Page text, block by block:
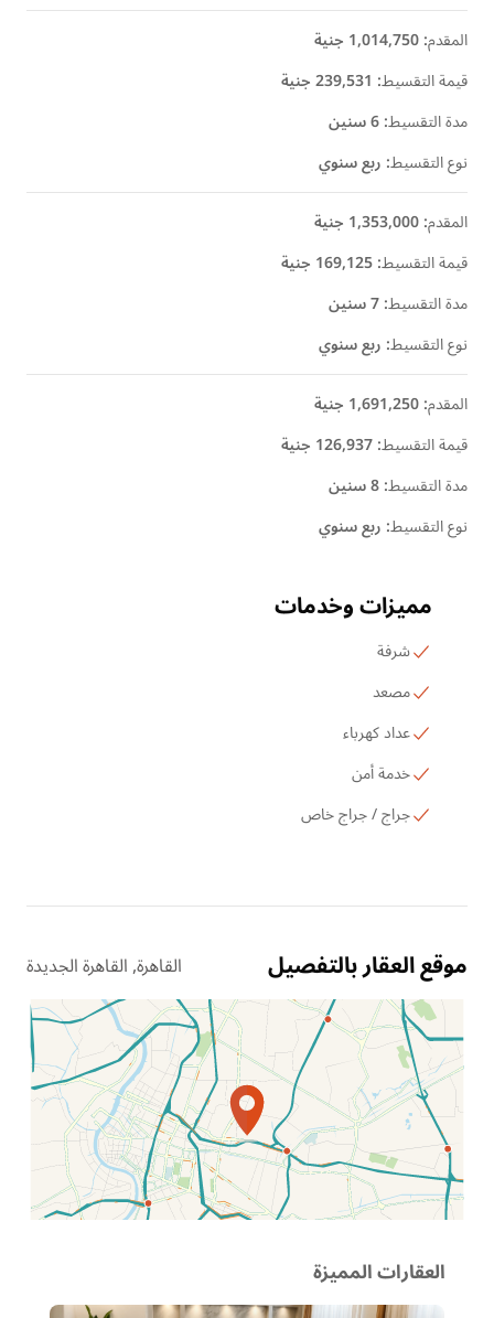
المقدم:1,014,750 جنية
قيمة التقسيط: 239,531 جنية
مدة التقسيط:6 سنين
نوع التقسيط: ربع سنوي
المقدم:1,353,000 جنية
قيمة التقسيط:169,125 جنية
مدة التقسيط:7 سنين
نوع التقسيط: ربع سنوي
المقدم:1,691,250 جنية
قيمة التقسيط:126,937 جنية
مدة التقسيط:8 سنين
نوع التقسيط: ربع سنوي
مميزات وخدمات
شرفة
مصعد
عداد كهرباء
خدمة أمن
جراج / جراج خاص
موقع العقار بالتفصيل القاهرة, القاهرة الجديدة
الموقع عل الخريطة
العقارات المميزة